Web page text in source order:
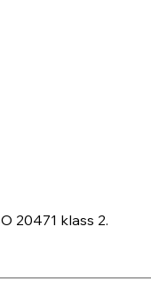
20471 klass 2.